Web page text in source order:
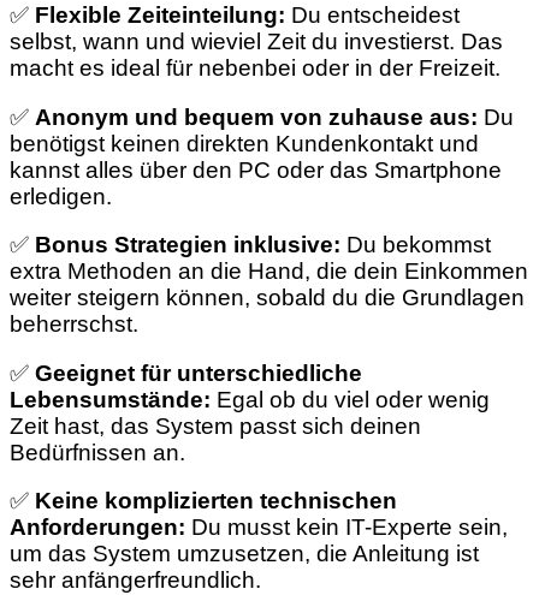
✅ Flexible Zeiteinteilung: Du entscheidest
selbst, wann und wieviel Zeit du investierst. Das
macht es ideal für nebenbei oder in der Freizeit.
✅ Anonym und bequem von zuhause aus: Du
benötigst keinen direkten Kundenkontakt und
kannst alles über den PC oder das Smartphone
erledigen.
✅ Bonus Strategien inklusive: Du bekommst
extra Methoden an die Hand, die dein Einkommen
weiter steigern können, sobald du die Grundlagen
beherrschst.
✅ Geeignet für unterschiedliche
Lebensumstände: Egal ob du viel oder wenig
Zeit hast, das System passt sich deinen
Bedürfnissen an.
✅ Keine komplizierten technischen
Anforderungen: Du musst kein IT-Experte sein,
um das System umzusetzen, die Anleitung ist
sehr anfängerfreundlich.